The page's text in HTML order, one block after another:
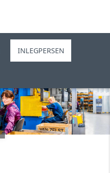
INLEGPERSEN